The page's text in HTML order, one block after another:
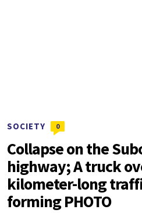
SOCIETY 0
Collapse on the
highway; A truck
kilometer-long
forming PHOTO